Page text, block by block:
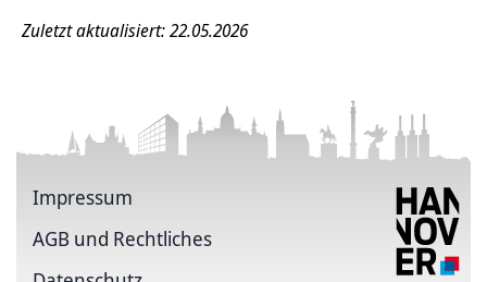
Zuletzt aktualisiert: 22.05.2026
Impressum
AGB und Rechtliches